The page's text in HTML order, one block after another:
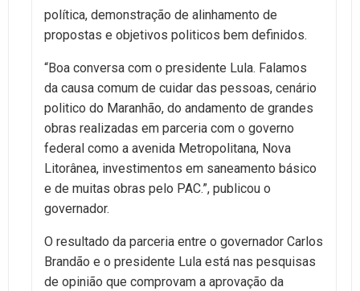
política, demonstração de alinhamento de
propostas e objetivos politicos bem definidos.
“Boa conversa com o presidente Lula. Falamos
da causa comum de cuidar das pessoas, cenário
politico do Maranhão, do andamento de grandes
obras realizadas em parceria com o governo
federal como a avenida Metropolitana, Nova
Litorânea, investimentos em saneamento básico
e de muitas obras pelo PAC.”, publicou o
governador.
O resultado da parceria entre o governador Carlos
Brandão e o presidente Lula está nas pesquisas
de opinião que comprovam a aprovação da